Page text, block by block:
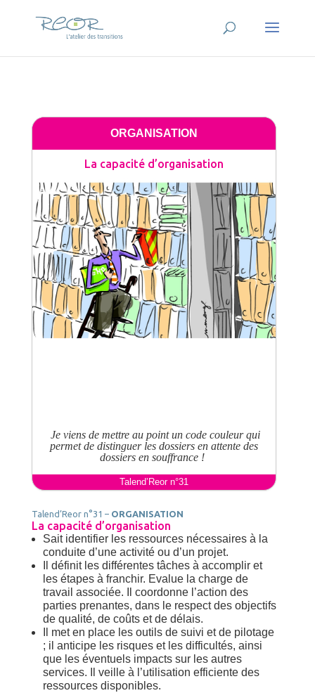
ORGANISATION
La capacité d’organisation
 Je viens de mettre au point un code couleur qui
permet de distinguer les dossiers en attente des
dossiers en souffrance ! 
Talend’Reor n°31
Talend’Reor n°31 – ORGANISATION
La capacité d’organisation
Sait identifier les ressources nécessaires à la
conduite d’une activité ou d’un projet.
Il définit les différentes tâches à accomplir et
les étapes à franchir. Evalue la charge de
travail associée. Il coordonne l’action des
parties prenantes, dans le respect des objectifs
de qualité, de coûts et de délais.
Il met en place les outils de suivi et de pilotage
; il anticipe les risques et les difficultés, ainsi
que les éventuels impacts sur les autres
services. Il veille à l’utilisation efficiente des
ressources disponibles.